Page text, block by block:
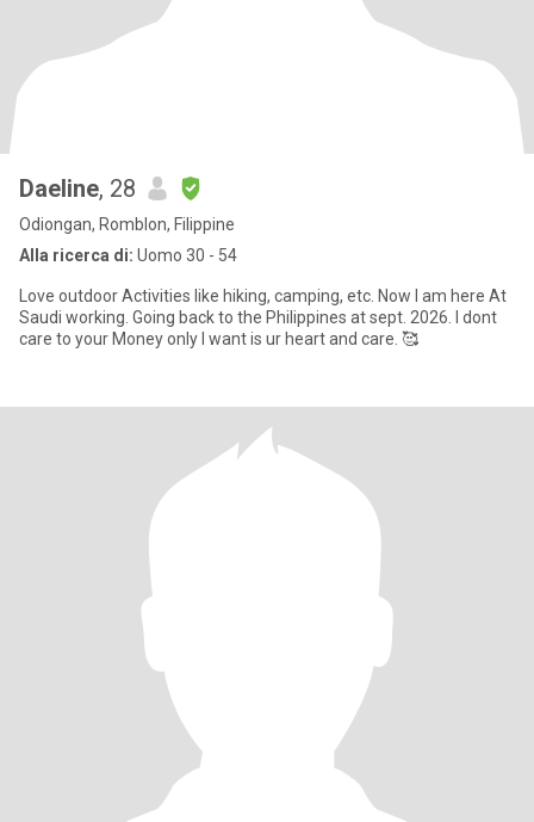
Daeline, 28
Odiongan, Romblon, Filippine
Alla ricerca di: Uomo 30 - 54
Love outdoor Activities like hiking, camping, etc. Now I am here At
Saudi working. Going back to the Philippines at sept. 2026. I dont
care to your Money only I want is ur heart and care. 🥰